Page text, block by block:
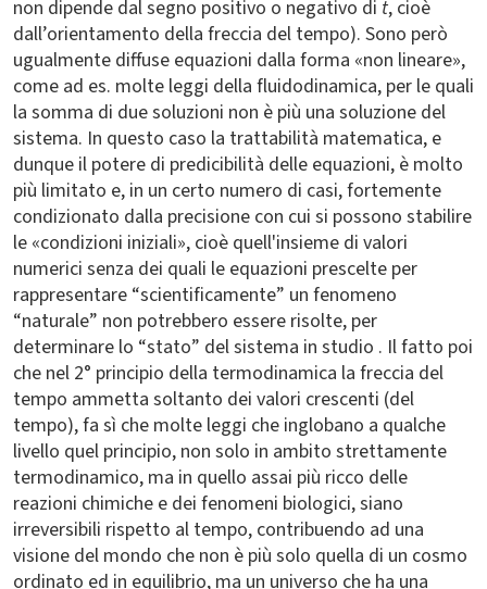
non dipende dal segno positivo o negativo di t, cioè
dall’orientamento della freccia del tempo). Sono però
ugualmente diffuse equazioni dalla forma «non lineare»,
come ad es. molte leggi della fluidodinamica, per le quali
la somma di due soluzioni non è più una soluzione del
sistema. In questo caso la trattabilità matematica, e
dunque il potere di predicibilità delle equazioni, è molto
più limitato e, in un certo numero di casi, fortemente
condizionato dalla precisione con cui si possono stabilire
le «condizioni iniziali», cioè quell'insieme di valori
numerici senza dei quali le equazioni prescelte per
rappresentare “scientificamente” un fenomeno
“naturale” non potrebbero essere risolte, per
determinare lo “stato” del sistema in studio . Il fatto poi
che nel 2° principio della termodinamica la freccia del
tempo ammetta soltanto dei valori crescenti (del
tempo), fa sì che molte leggi che inglobano a qualche
livello quel principio, non solo in ambito strettamente
termodinamico, ma in quello assai più ricco delle
reazioni chimiche e dei fenomeni biologici, siano
irreversibili rispetto al tempo, contribuendo ad una
visione del mondo che non è più solo quella di un cosmo
ordinato ed in equilibrio, ma un universo che ha una